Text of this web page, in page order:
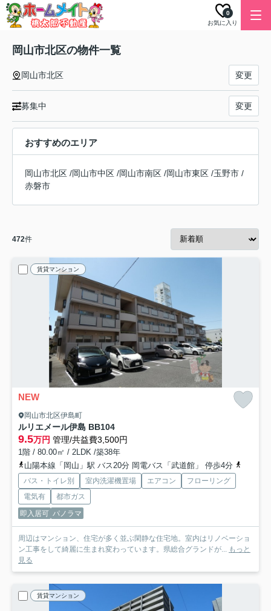
お気に入り
0
岡山市北区の物件一覧
岡山市北区 変更
募集中 変更
おすすめのエリア
岡山市北区 /岡山市中区 /岡山市南区 /岡山市東区 /玉野市 /
赤磐市
472件
賃貸マンション
NEW
岡山市北区伊島町
ルリエメール伊島 BB104
9.5万円 管理/共益費3,500円
1階 / 80.00㎡ / 2LDK /築38年
山陽本線「岡山」駅 バス20分 岡電バス「武道館」 停歩4分
バス・トイレ別 室内洗濯機置場 エアコン
フローリング
電気有
都市ガス
即入居可 パノラマ
周辺はマンション、住宅が多く並ぶ閑静な住宅地。室内はリノベーショ
ン工事をして綺麗に生まれ変わっています。県総合グランドが... もっと
見る
賃貸マンション